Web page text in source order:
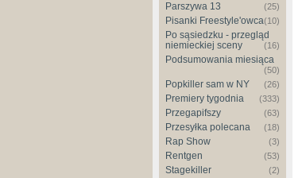
Parszywa 13 (25)
Pisanki Freestyle'owca(10)
Po sąsiedzku - przegląd
niemieckiej sceny
(16)
Podsumowania miesiąca
(50)
Popkiller sam w NY (26)
Premiery tygodnia (333)
Przegapifszy (63)
Przesyłka polecana (18)
Rap Show (3)
Rentgen (53)
Stagekiller (2)